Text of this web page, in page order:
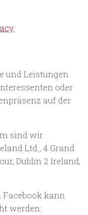
und Leistungen
oder
auf der
sind wir
Ltd., 4 Grand
Dublin 2 Ireland,
Facebook kann
werden: